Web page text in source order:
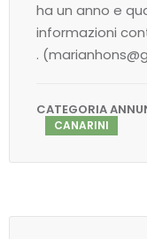
ha un anno e
informazioni
.
CATEGORIA
CANARINI